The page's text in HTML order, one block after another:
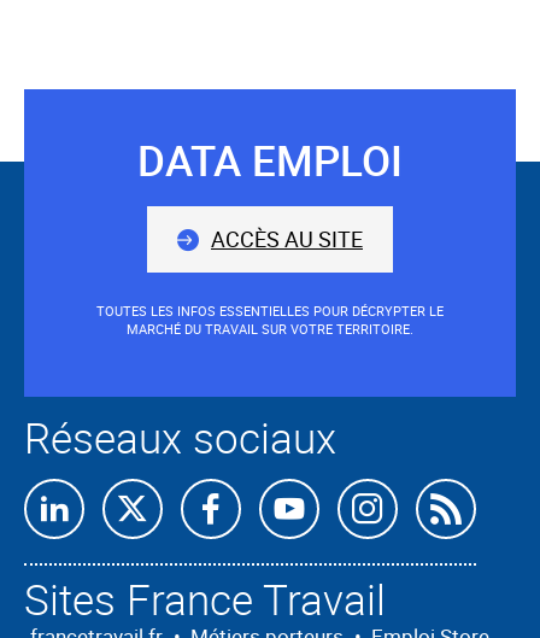
clé
Suivez-DATA EMPLOI
ACCÈS AU SITE
TOUTES LES INFOS ESSENTIELLES POUR DÉCRYPTER LE
MARCHÉ DU TRAVAIL SUR VOTRE TERRITOIRE.
Réseaux sociaux
Retrouvez-
nous
sur
Retrouvez-
nous
sur
Retrouvez-
nous
sur
Retrouvez-
nous
sur
Retrouvez-
nous
Sites France Travail